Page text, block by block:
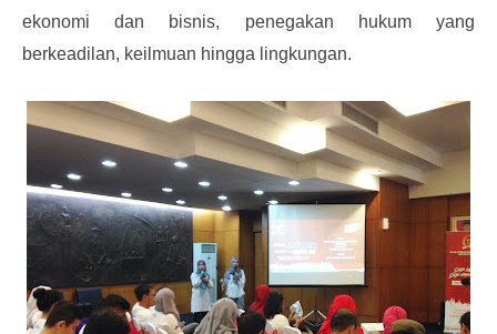
ekonomi dan bisnis, penegakan hukum yang
berkeadilan, keilmuan hingga lingkungan.